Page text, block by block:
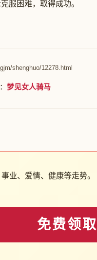
困难，取得成功。
shenghuo/12278.html
梦见女人骑马
业、爱情、健康等走势。
免费领取